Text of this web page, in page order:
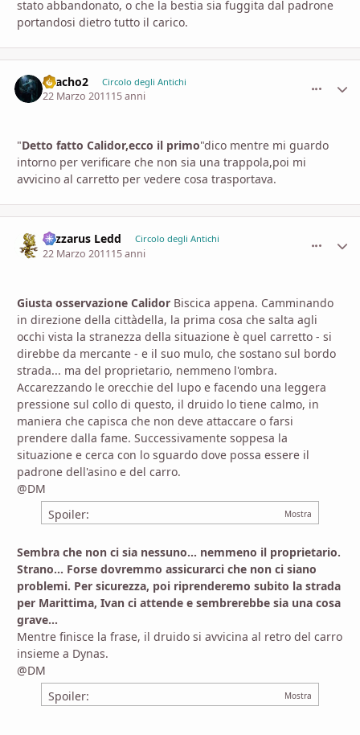
stato abbandonato, o che la bestia sia fuggita dal padrone
portandosi dietro tutto il carico.
chacho2 Circolo degli Antichi
22 Marzo 201115 anni
"Detto fatto Calidor,ecco il primo"dico mentre mi guardo
intorno per verificare che non sia una trappola,poi mi
avvicino al carretto per vedere cosa trasportava.
Lazzarus Ledd Circolo degli Antichi
22 Marzo 201115 anni
Giusta osservazione Calidor Biscica appena. Camminando
in direzione della cittàdella, la prima cosa che salta agli
occhi vista la stranezza della situazione è quel carretto - si
direbbe da mercante - e il suo mulo, che sostano sul bordo
strada... ma del proprietario, nemmeno l'ombra.
Accarezzando le orecchie del lupo e facendo una leggera
pressione sul collo di questo, il druido lo tiene calmo, in
maniera che capisca che non deve attaccare o farsi
prendere dalla fame. Successivamente soppesa la
situazione e cerca con lo sguardo dove possa essere il
padrone dell'asino e del carro.
@DM
Spoiler:
Sembra che non ci sia nessuno... nemmeno il proprietario.
Strano... Forse dovremmo assicurarci che non ci siano
problemi. Per sicurezza, poi riprenderemo subito la strada
per Marittima, Ivan ci attende e sembrerebbe sia una cosa
grave...
Mentre finisce la frase, il druido si avvicina al retro del carro
insieme a Dynas.
@DM
Spoiler: